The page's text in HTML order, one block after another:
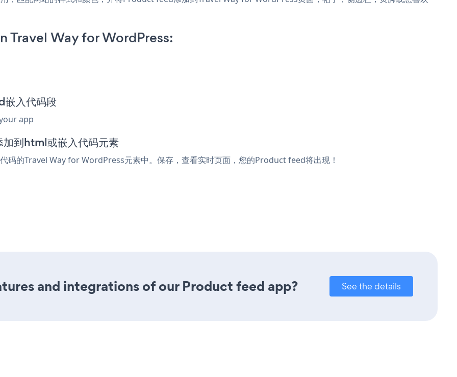
Travel Way for WordPress:
入代码段
app
到html或嵌入代码元素
的Travel Way for WordPress元素中。保存，查看实时页面，您的Product feed将出现！
and integrations of our Product feed app? See the details